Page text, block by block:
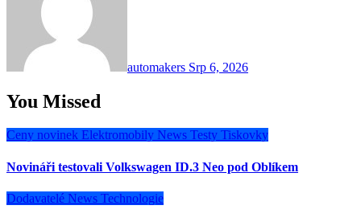
automakers Srp 6, 2026
You Missed
Ceny novinek Elektromobily News Testy Tiskovky
Novináři testovali Volkswagen ID.3 Neo pod Oblíkem
Dodavatelé News Technologie